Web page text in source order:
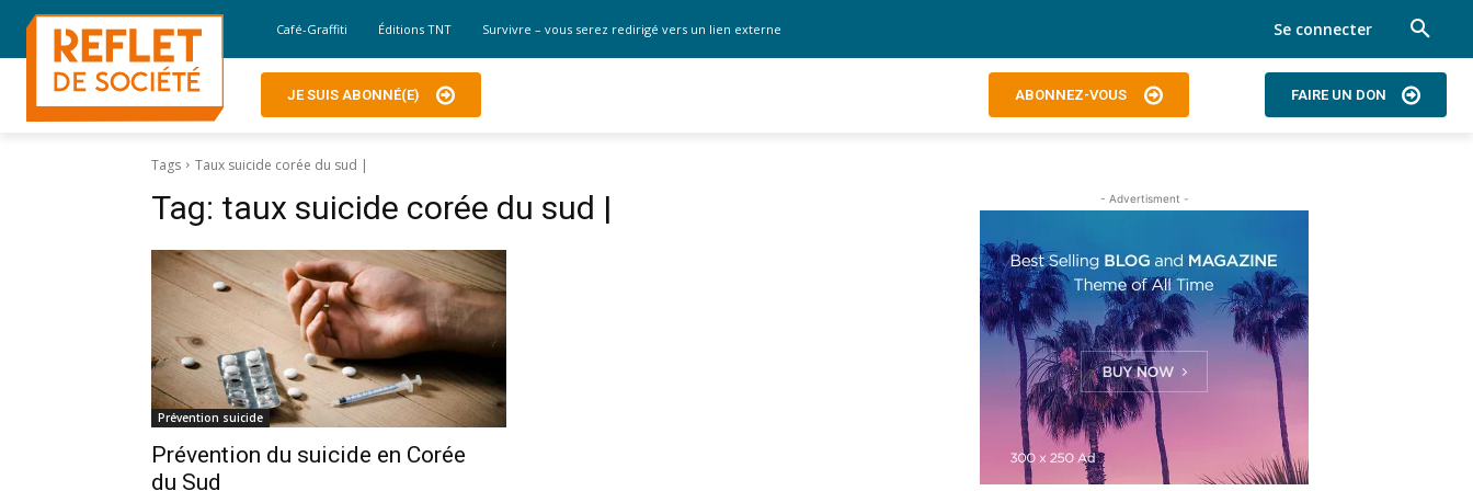
Café-Graffiti Éditions TNT Survivre – vous serez redirigé vers un lien externe Se connecter
JE SUIS ABONNÉ(E) ABONNEZ-VOUS FAIRE UN DON
Tags Taux suicide corée du sud |
Tag: taux suicide corée du sud |
Prévention suicide
Prévention du suicide en Corée
du Sud
- Advertisment -